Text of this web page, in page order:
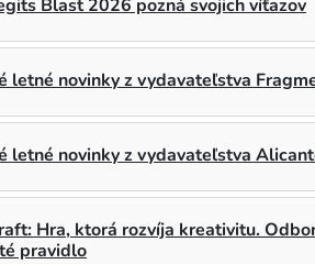
Blast 2026 pozná svojich víťazov
letné novinky z vydavateľstva
letné novinky z vydavateľstva
Hra, ktorá rozvíja kreativitu.
pravidlo